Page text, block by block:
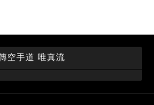
空手道 唯真流